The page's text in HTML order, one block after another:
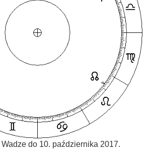
do 10. października 2017.